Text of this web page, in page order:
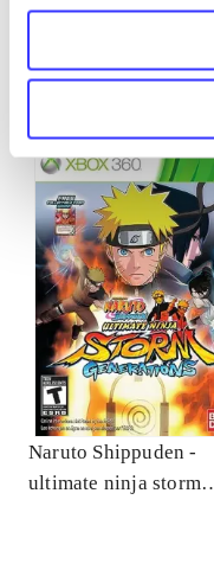
Minder om
Naruto Shippuden -
ultimate ninja storm